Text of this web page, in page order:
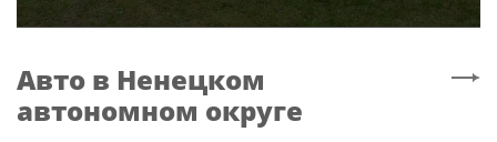
Авто в Ненецком
автономном округе